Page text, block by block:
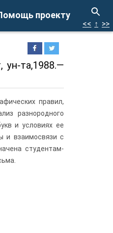
проекту
<< ↑ >>
та,1988.—
правил,
разнородного
и условиях ее
и взаимосвязи с
студентам-